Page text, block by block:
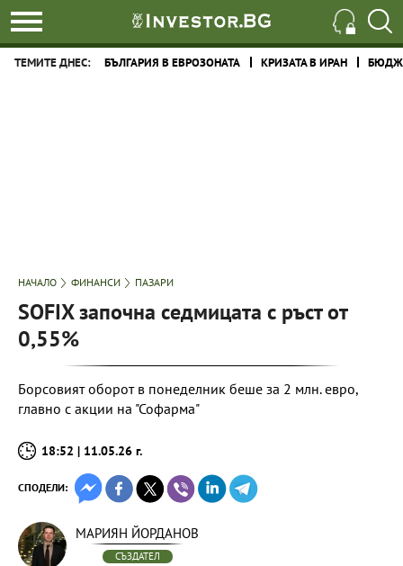
ТЕМИТЕ ДНЕС: БЪЛГАРИЯ В ЕВРОЗОНАТА КРИЗАТА В ИРАН
НАЧАЛО ФИНАНСИ ПАЗАРИ
SOFIX започна седмицата с ръст от
0,55%
Борсовият оборот в понеделник беше за 2 млн. евро,
главно с акции на "Софарма"
18:52 | 11.05.26 г.
СПОДЕЛИ:
МАРИЯН ЙОРДАНОВ
СЪЗДАТЕЛ